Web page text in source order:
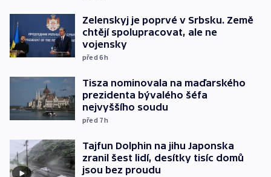
Zelenskyj je poprvé v Srbsku. Země
chtějí spolupracovat, ale ne
vojensky
před 6h
Tisza nominovala na maďarského
prezidenta bývalého šéfa
nejvyššího soudu
před 7h
Tajfun Dolphin na jihu Japonska
zranil šest lidí, desítky tisíc domů
jsou bez proudu